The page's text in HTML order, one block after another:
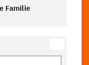
Familie